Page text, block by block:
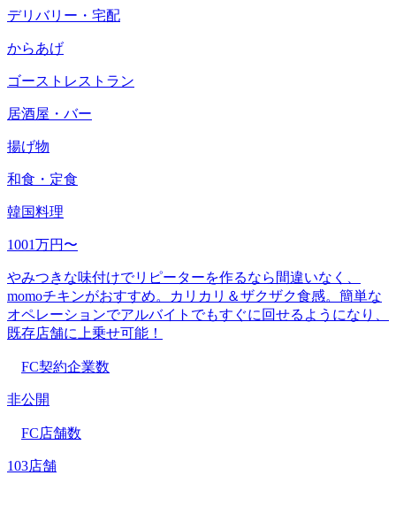
デリバリー・宅配
からあげ
ゴーストレストラン
居酒屋・バー
揚げ物
和食・定食
韓国料理
1001万円〜
やみつきな味付けでリピーターを作るなら間違いなく、
momoチキンがおすすめ。カリカリ＆ザクザク食感。簡単な
オペレーションでアルバイトでもすぐに回せるようになり、
既存店舗に上乗せ可能！
FC契約企業数
非公開
FC店舗数
103店舗